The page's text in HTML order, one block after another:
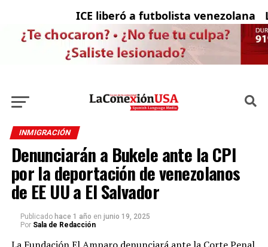
ICE liberó a futbolista venezolana
INMIGRACIÓN
Denunciarán a Bukele ante la CPI
por la deportación de venezolanos
de EE UU a El Salvador
Publicado hace 1 año en junio 19, 2025
Por Sala de Redacción